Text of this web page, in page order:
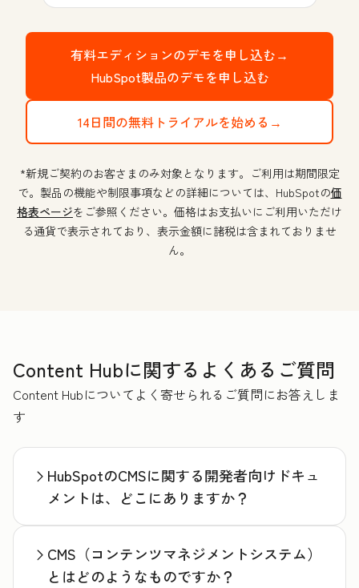
有料エディションのデモを申し込む→
HubSpot製品のデモを申し込む
14日間の無料トライアルを始める→
*新規ご契約のお客さまのみ対象となります。ご利用は期間限定
で。製品の機能や制限事項などの詳細については、HubSpotの価
格表ページをご参照ください。価格はお支払いにご利用いただけ
る通貨で表示されており、表示金額に諸税は含まれておりませ
ん。
Content Hubに関するよくあるご質問
Content Hubについてよく寄せられるご質問にお答えしま
す
HubSpotのCMSに関する開発者向けドキュ
メントは、どこにありますか？
CMS（コンテンツマネジメントシステム）
とはどのようなものですか？